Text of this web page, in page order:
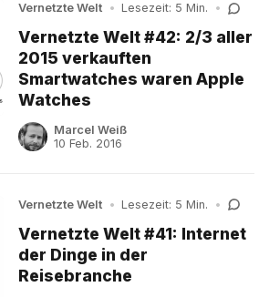
Vernetzte Welt • Lesezeit: 5 Min. •
Vernetzte Welt #42: 2/3 aller
2015 verkauften
Smartwatches waren Apple
Watches
Marcel Weiß
10 Feb. 2016
Vernetzte Welt • Lesezeit: 5 Min. •
Vernetzte Welt #41: Internet
der Dinge in der
Reisebranche